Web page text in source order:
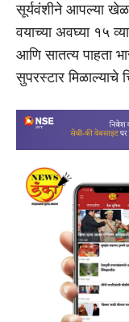
सूर्यवंशीने आपल्या
वयाच्या अवघ्या १५
आणि सातत्य पाहता
सुपरस्टार